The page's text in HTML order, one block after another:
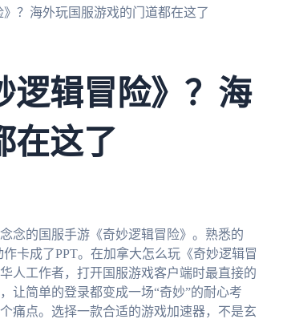
？海外玩国服游戏的门道都在这了
逻辑冒险》？海
在这了
念的国服手游《奇妙逻辑冒险》。熟悉的
卡成了PPT。在加拿大怎么玩《奇妙逻辑冒
人工作者，打开国服游戏客户端时最直接的
让简单的登录都变成一场“奇妙”的耐心考
痛点。选择一款合适的游戏加速器，不是玄